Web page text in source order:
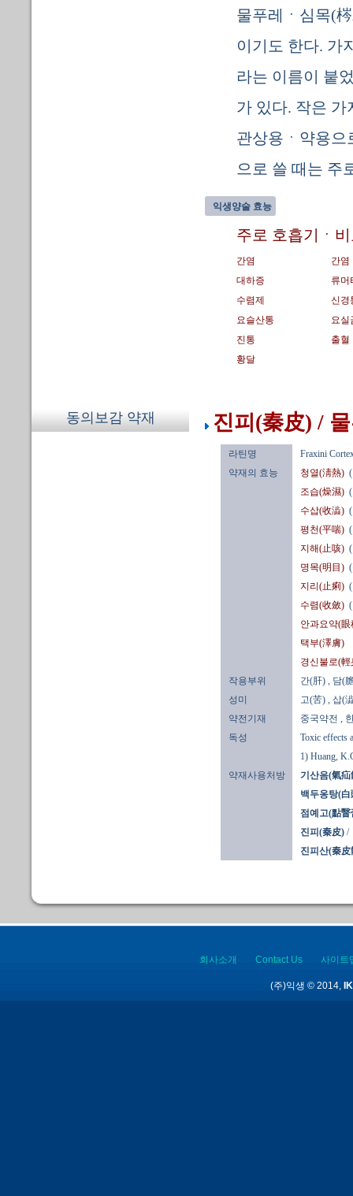
물푸레ㆍ심목(
이기도 한다. 가
라는 이름이 붙
가 있다. 작은
관상용ㆍ약용으
으로 쓸 때는 주
익생양술 효능
주로 호흡기ㆍ
간염
간염
대하증
류머
수렴제
신경
요슬산통
요실
진통
출혈
황달
동의보감 약재 진피(秦皮) /
라틴명
Fraxini
약재의 효능
청열(淸熱)
조습(燥濕)
수삽(收澁)
평천(平喘)
지해(止咳)
명목(明目)
지리(止痢)
수렴(收斂)
안과요약(
택부(澤膚)
경신불로(
작용부위
간(肝)
, 담(
성미
고(苦)
, 삽(
약전기재
중국약전
,
독성
Toxic effects
1) Huang,
약재사용처방
기산음(氣疝
백두옹탕(
점예고(點瞖
진피(秦皮) /
진피산(秦皮
회사소개 Contact Us 사이트
(주)익생 © 2014,